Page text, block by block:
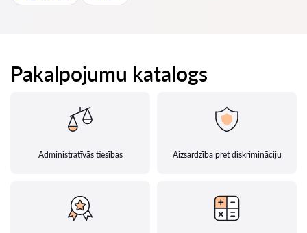
Pakalpojumu katalogs
Administratīvās tiesības Aizsardzība pret diskrimināciju